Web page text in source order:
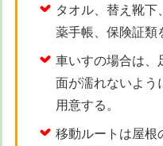
タオル、替え靴下
薬手帳、保険証類
車いすの場合は、
面が濡れないよう
用意する。
移動ルートは屋根